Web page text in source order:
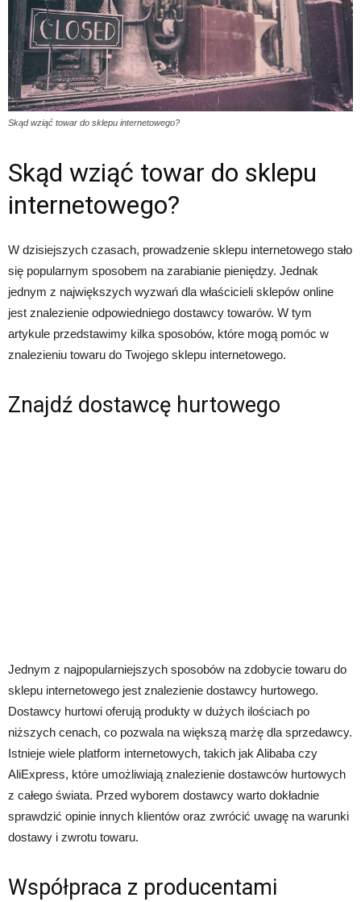
Skąd wziąć towar do sklepu internetowego?
Skąd wziąć towar do sklepu
internetowego?
W dzisiejszych czasach, prowadzenie sklepu internetowego stało
się popularnym sposobem na zarabianie pieniędzy. Jednak
jednym z największych wyzwań dla właścicieli sklepów online
jest znalezienie odpowiedniego dostawcy towarów. W tym
artykule przedstawimy kilka sposobów, które mogą pomóc w
znalezieniu towaru do Twojego sklepu internetowego.
Znajdź dostawcę hurtowego
Jednym z najpopularniejszych sposobów na zdobycie towaru do
sklepu internetowego jest znalezienie dostawcy hurtowego.
Dostawcy hurtowi oferują produkty w dużych ilościach po
niższych cenach, co pozwala na większą marżę dla sprzedawcy.
Istnieje wiele platform internetowych, takich jak Alibaba czy
AliExpress, które umożliwiają znalezienie dostawców hurtowych
z całego świata. Przed wyborem dostawcy warto dokładnie
sprawdzić opinie innych klientów oraz zwrócić uwagę na warunki
dostawy i zwrotu towaru.
Współpraca z producentami